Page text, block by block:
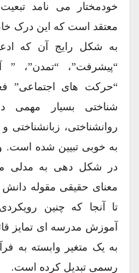
خودمختار می نامد
معتقد است که این درک
به شکل رایج آن که
“پیشرفت”، “تمدن”، ”
“حرکت های اجتماعی”
شناختی بسیار مهمی
روانشناختی، زبانشناختی
به خوبی تبیین شده است.
در شکل دهی به مدلی
معنای حقیقی مقوله
تا آنجا که چنین
آموزش مدرسه ای تمایز
به یک متغیر وابسته به
رسمی تبدیل کرده است.